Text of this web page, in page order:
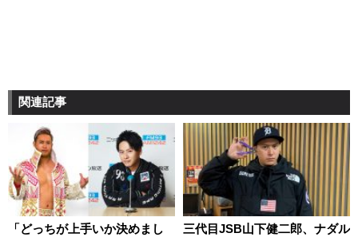
関連記事
「どっちが上手いか決めまし
三代目JSB山下健二郎、ナダル